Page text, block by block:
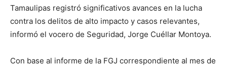
Tamaulipas registró significativos avances en la lucha
contra los delitos de alto impacto y casos relevantes,
informó el vocero de Seguridad, Jorge Cuéllar Montoya.
Con base al informe de la FGJ correspondiente al mes de